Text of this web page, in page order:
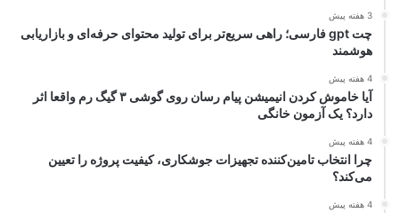
3 هفته پیش
چت gpt فارسی؛ راهی سریع‌تر برای تولید محتوای حرفه‌ای و بازاریابی
هوشمند
4 هفته پیش
آیا خاموش کردن انیمیشن پیام رسان روی گوشی ۳ گیگ رم واقعا اثر
دارد؟ یک آزمون خانگی
4 هفته پیش
چرا انتخاب تامین‌کننده تجهیزات جوشکاری، کیفیت پروژه را تعیین
می‌کند؟
4 هفته پیش